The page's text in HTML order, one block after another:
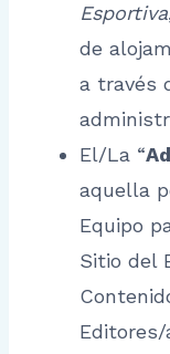
Esportiva
de
a través
El/La “
aquella
Equipo
Sitio del